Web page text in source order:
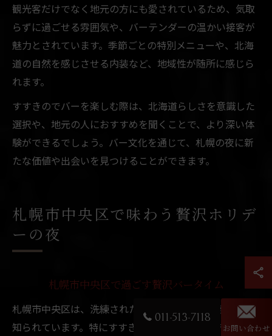
観光客だけでなく地元の方にも愛されているため、気取
らずに過ごせる雰囲気や、バーテンダーの温かい接客が
魅力とされています。季節ごとの特別メニューや、北海
道の自然を感じさせる内装など、地域性が随所に感じら
れます。
すすきのでバーを楽しむ際は、北海道らしさを意識した
選択や、地元の人におすすめを聞くことで、より深い体
験ができるでしょう。バー文化を通じて、札幌の夜に新
たな価値や出会いを見つけることができます。
札幌市中央区で味わう贅沢ホリデ
ーの夜
札幌市中央区で過ごす贅沢バータイム
札幌市中央区は、洗練されたバーが多く点在することで
知られています。特にすすきのエリアは、ホリデーにふ
011-513-7118
お問い合わせ